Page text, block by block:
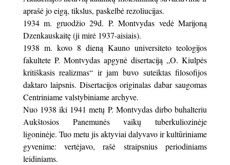
aprašė jo eigą, tikslus, paskelbė rezoliucijas.
1934 m. gruodžio 29d. P. Montvydas vedė Marijoną
Dzenkauskaitę (ji mirė 1937-aisiais).
1938 m. kovo 8 dieną Kauno universiteto teologijos
fakultete P. Montvydas apgynė disertaciją „O. Kiulpės
kritiškasis realizmas“ ir jam buvo suteiktas filosofijos
daktaro laipsnis. Disertacijos originalas dabar saugomas
Centriniame valstybiniame archyve.
Nuo 1938 iki 1941 metų P. Montvydas dirbo buhalteriu
Aukštosios Panemunės vaikų tuberkuliozinėje
ligoninėje. Tuo metu jis aktyviai dalyvavo ir kultūriniame
gyvenime: vertėjavo, rašė straipsnius periodiniams
leidiniams.